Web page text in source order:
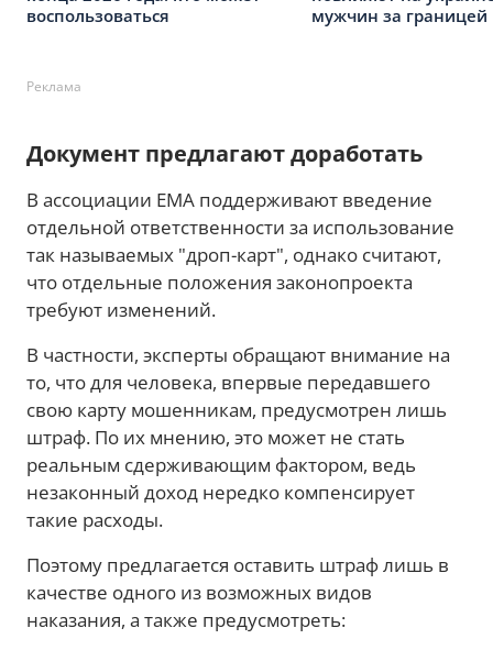
воспользоваться
мужчин за границей
Реклама
Документ предлагают доработать
В ассоциации ЕМА поддерживают введение
отдельной ответственности за использование
так называемых "дроп-карт", однако считают,
что отдельные положения законопроекта
требуют изменений.
В частности, эксперты обращают внимание на
то, что для человека, впервые передавшего
свою карту мошенникам, предусмотрен лишь
штраф. По их мнению, это может не стать
реальным сдерживающим фактором, ведь
незаконный доход нередко компенсирует
такие расходы.
Поэтому предлагается оставить штраф лишь в
качестве одного из возможных видов
наказания, а также предусмотреть: